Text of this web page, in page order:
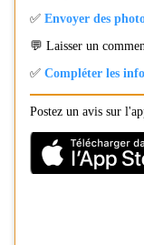
✅ Envoyer des
💬 Laisser un
✅ Compléter les
Postez un avis sur